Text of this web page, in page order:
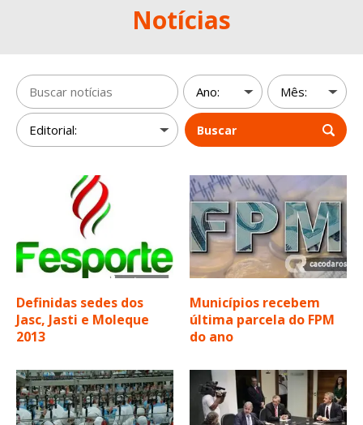
Notícias
Buscar
Definidas sedes dos
Jasc, Jasti e Moleque
2013
Municípios recebem
última parcela do FPM
do ano